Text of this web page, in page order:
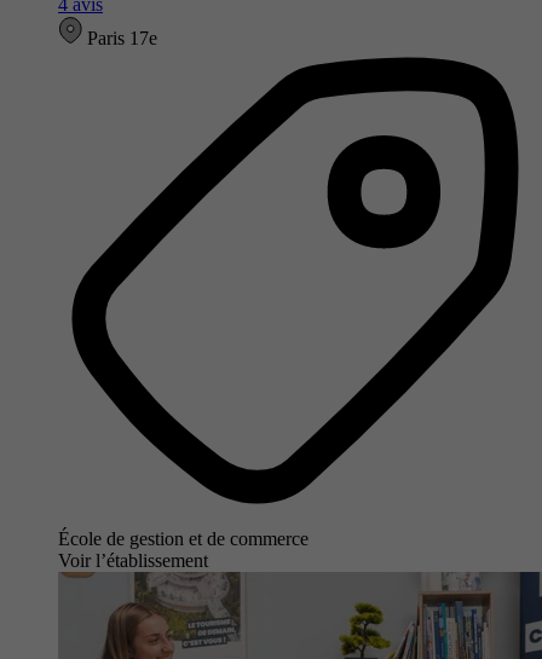
Paris 17e
École de gestion et de commerce
Voir l’établissement